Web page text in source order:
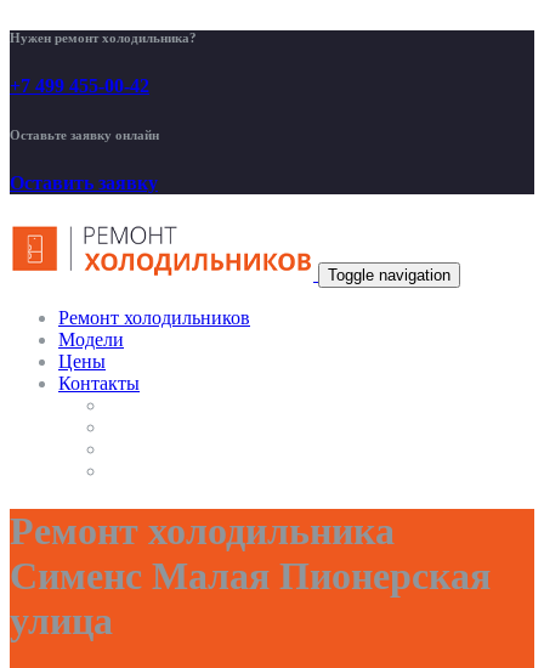
Нужен ремонт холодильника?
+7 499 455-00-42
Оставьте заявку онлайн
Оставить заявку
Toggle navigation
Ремонт холодильников
Модели
Цены
Контакты
Ремонт холодильника
Сименс Малая Пионерская
улица